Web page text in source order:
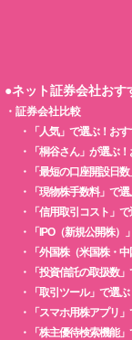
●ネット証券会社おす
・ 証券会社比較
・
「人気」で選ぶ！お
・
「桐谷さん」が選ぶ
・
「最短の口座開設日数
・
「現物株手数料」で選
・
「信用取引コスト」で
・
「IPO（新規公開株）
・
「外国株（米国株・
・
「投資信託の取扱数」
・
「取引ツール」で選ぶ
・
「スマホ用株アプリ」
・
「株主優待検索機能」